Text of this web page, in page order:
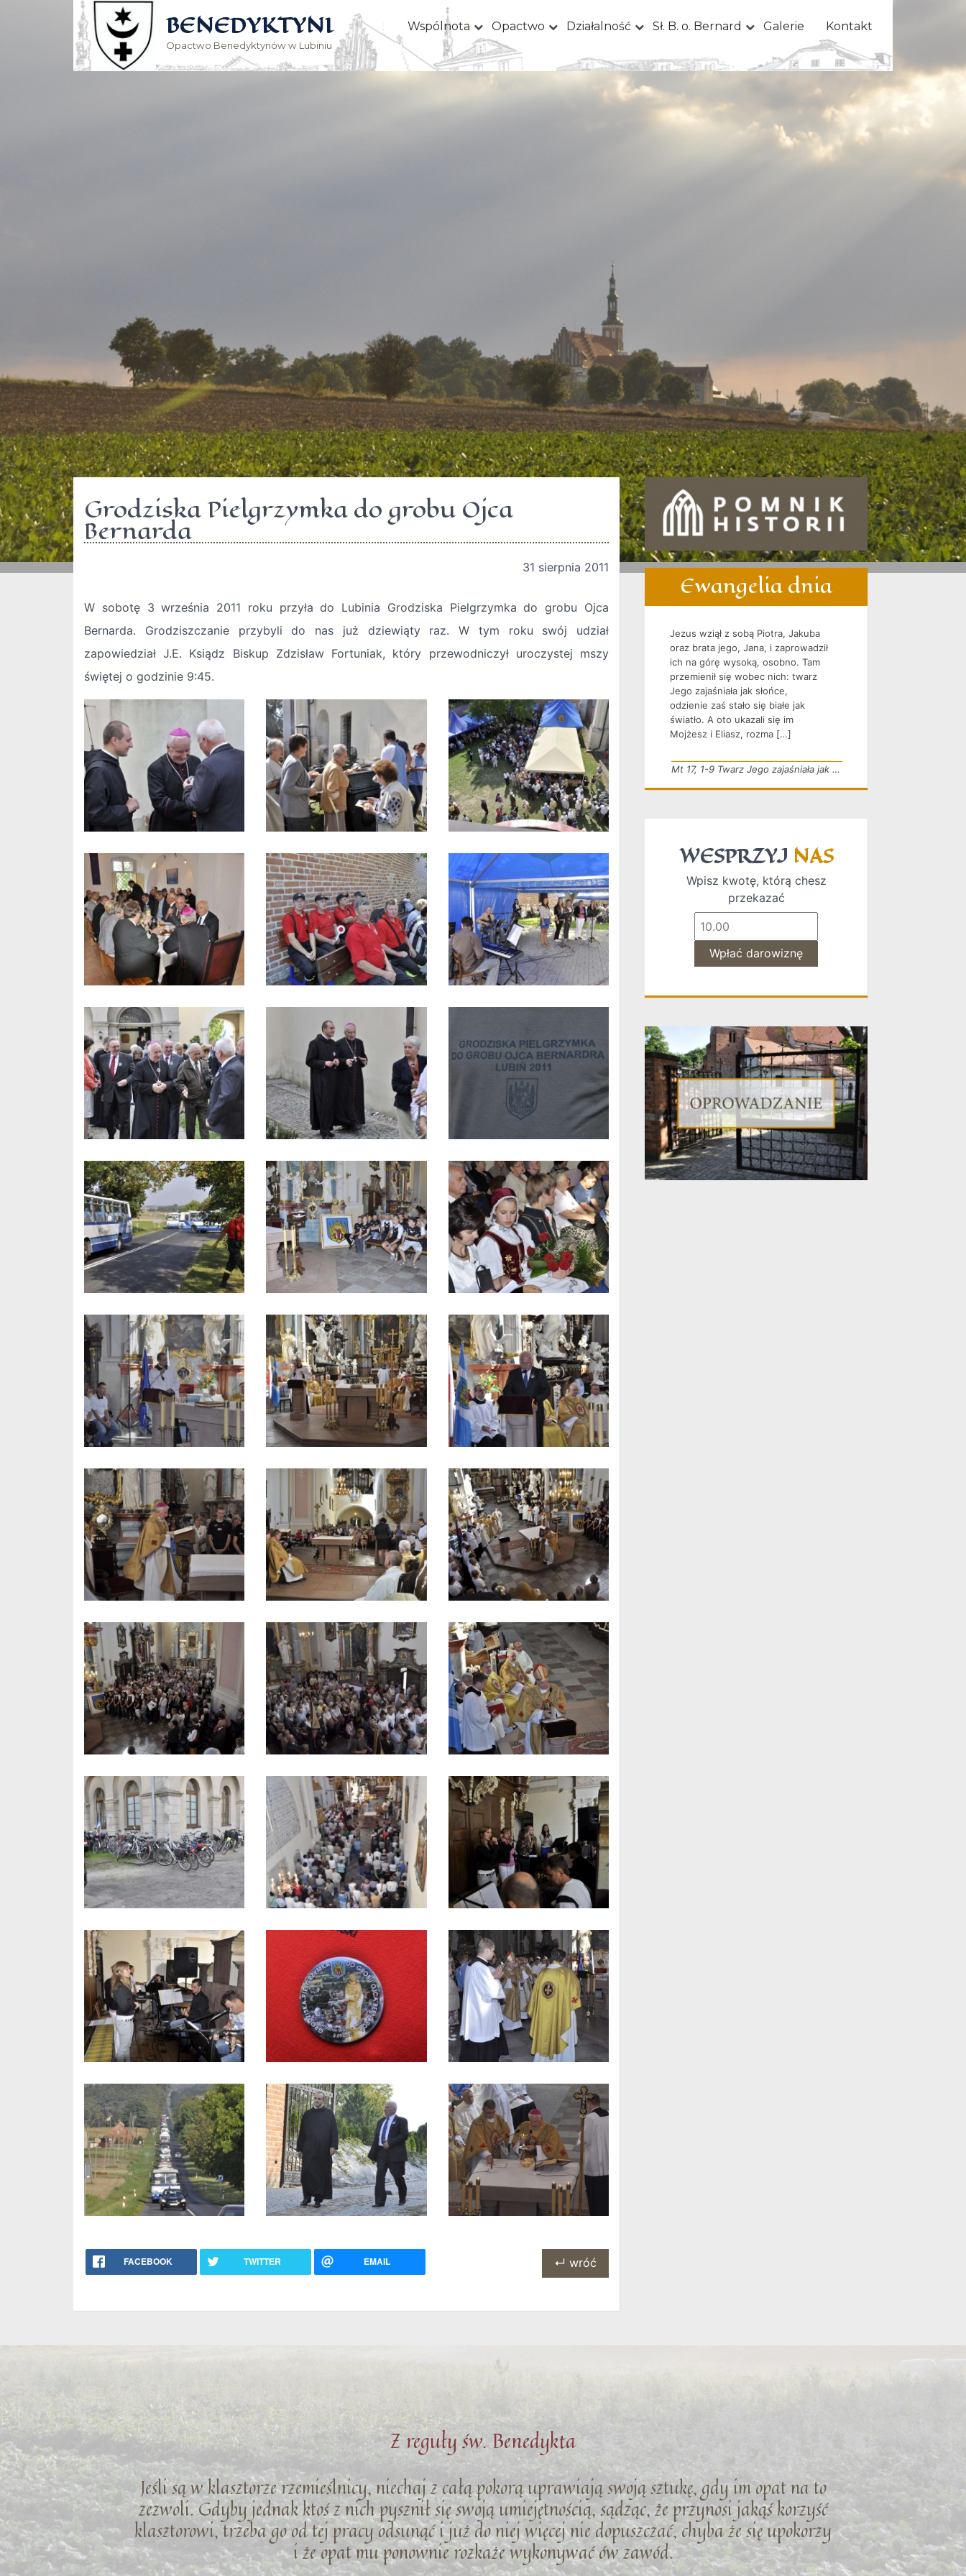
BENEDYKTYNI
Opactwo Benedyktynów w Lubiniu
Wspólnota Opactwo Działalność Sł. B. o. Bernard Galerie Kontakt
Grodziska Pielgrzymka do grobu Ojca
Bernarda
31 sierpnia 2011
W sobotę 3 września 2011 roku przyła do Lubinia Grodziska Pielgrzymka do grobu Ojca
Bernarda. Grodziszczanie przybyli do nas już dziewiąty raz. W tym roku swój udział
zapowiedział J.E. Ksiądz Biskup Zdzisław Fortuniak, który przewodniczył uroczystej mszy
świętej o godzinie 9:45.
FACEBOOK TWITTER EMAIL ↵ wróć
Ewangelia dnia
Jezus wziął z sobą Piotra, Jakuba
oraz brata jego, Jana, i zaprowadził
ich na górę wysoką, osobno. Tam
przemienił się wobec nich: twarz
Jego zajaśniała jak słońce,
odzienie zaś stało się białe jak
światło. A oto ukazali się im
Mojżesz i Eliasz, rozma […]
Mt 17, 1-9 Twarz Jego zajaśniała jak słońce
WESPRZYJ NAS
Wpisz kwotę, którą chesz
przekazać
Z reguły św. Benedykta
Jeśli są w klasztorze rzemieślnicy, niechaj z całą pokorą uprawiają swoją sztukę, gdy im opat na to
zezwoli. Gdyby jednak ktoś z nich pysznił się swoją umiejętnością, sądząc, że przynosi jakąś korzyść
klasztorowi, trzeba go od tej pracy odsunąć i już do niej więcej nie dopuszczać, chyba że się upokorzy
i że opat mu ponownie rozkaże wykonywać ów zawód.